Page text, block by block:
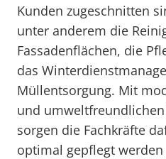
Kunden zugeschnitten
unter anderem die
Fassadenflächen, die
das
Müllentsorgung. Mit
und
sorgen die Fachkräfte
optimal gepflegt